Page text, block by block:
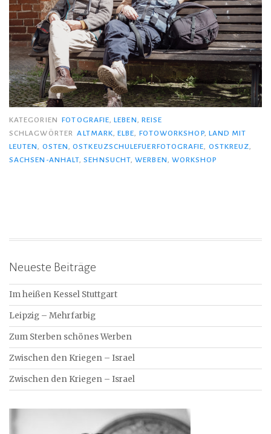
KATEGORIEN FOTOGRAFIE,LEBEN, REISE
SCHLAGWÖRTER ALTMARK,ELBE, FOTOWORKSHOP, LAND MIT
LEUTEN, OSTEN,OSTKEUZSCHULEFUERFOTOGRAFIE, OSTKREUZ,
SACHSEN-ANHALT,SEHNSUCHT,WERBEN, WORKSHOP
Neueste Beiträge
Im heißen Kessel Stuttgart
Leipzig – Mehrfarbig
Zum Sterben schönes Werben
Zwischen den Kriegen – Israel
Zwischen den Kriegen – Israel